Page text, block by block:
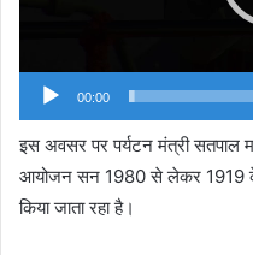
00:00
इस अवसर पर पर्यटन मंत्री सतपाल
आयोजन सन 1980 से लेकर 1919
किया जाता रहा है।